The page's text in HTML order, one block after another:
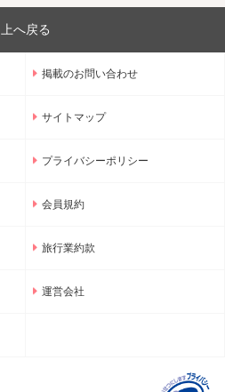
上へ戻る
掲載のお問い合わせ
サイトマップ
プライバシーポリシー
会員規約
旅行業約款
運営会社